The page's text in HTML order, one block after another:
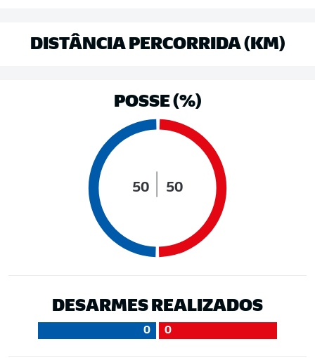
DISTÂNCIA PERCORRIDA (KM)
POSSE (%)
50 50
DESARMES REALIZADOS
0 0